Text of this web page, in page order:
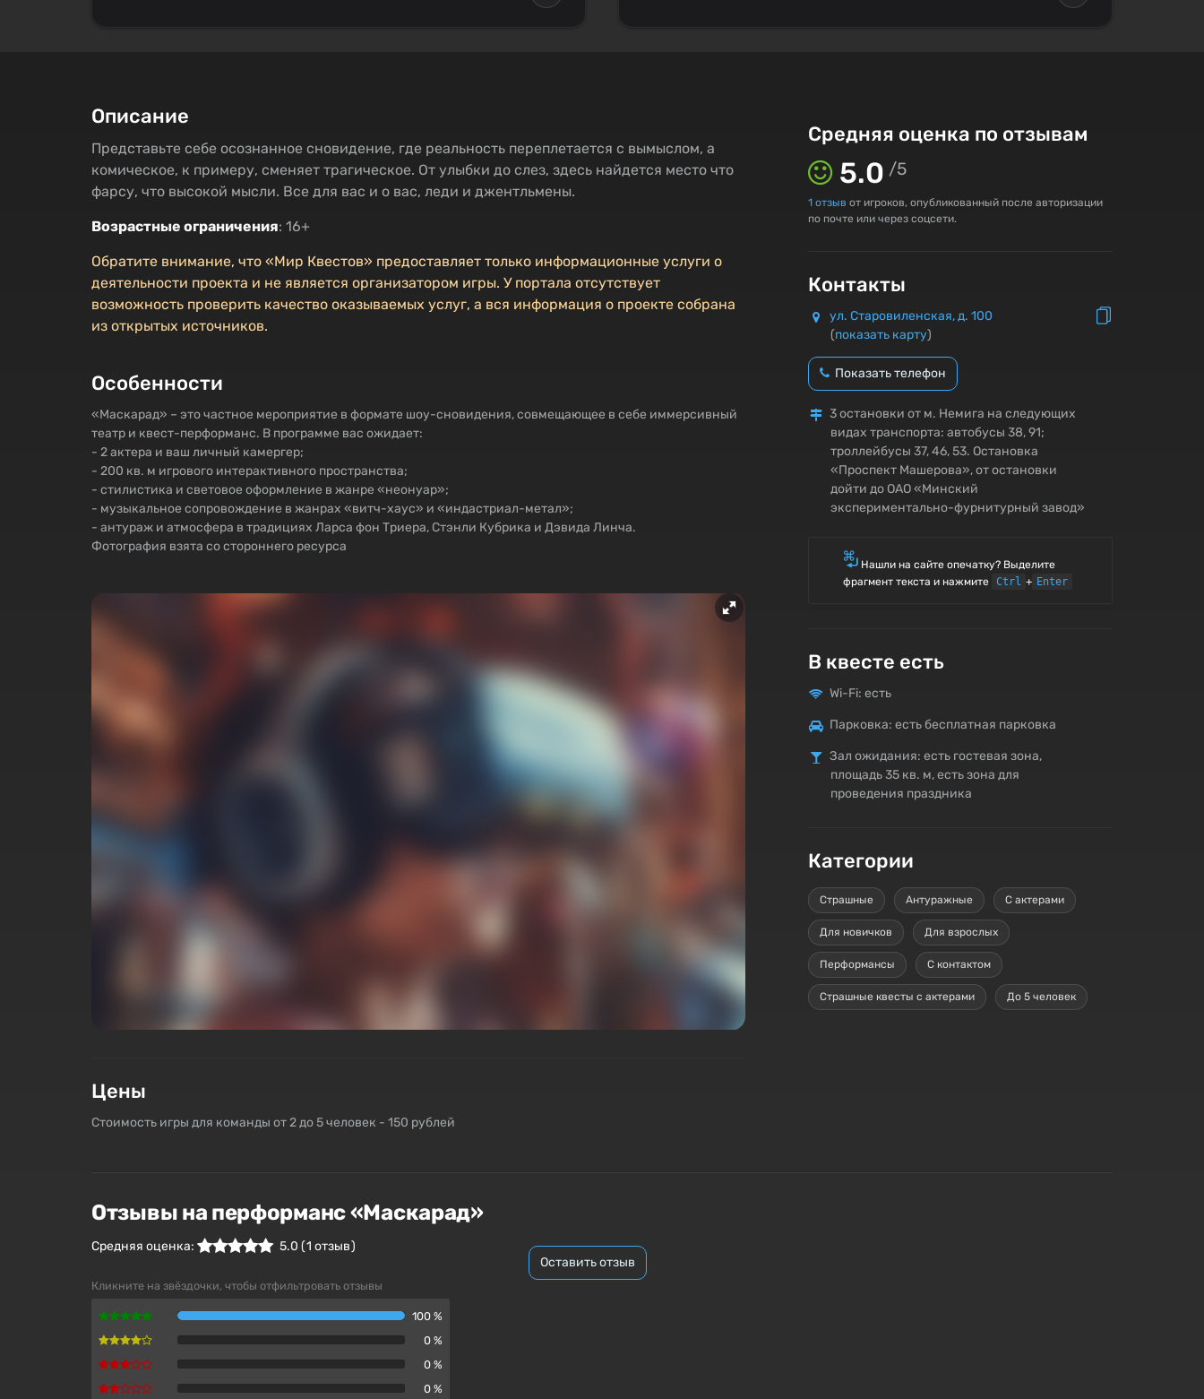
Средняя оценка по отзывам
5.0 /5
1 отзыв от игроков, опубликованный после авторизации
по почте или через соцсети.
Контакты
ул. Старовиленская, д. 100
(показать карту)
Показать телефон
3 остановки от м. Немига на следующих
видах транспорта: автобусы 38, 91;
троллейбусы 37, 46, 53. Остановка
«Проспект Машерова», от остановки
дойти до ОАО «Минский
экспериментально-фурнитурный завод»
Нашли на сайте опечатку? Выделите
фрагмент текста и нажмите Ctrl + Enter
В квесте есть
Wi-Fi: есть
Парковка: есть бесплатная парковка
Зал ожидания: есть гостевая зона,
площадь 35 кв. м, есть зона для
проведения праздника
Категории
Страшные Антуражные С актерами
Для новичков Для взрослых
Перформансы С контактом
Страшные квесты с актерами До 5 человек
Описание
Представьте себе осознанное сновидение, где реальность переплетается с вымыслом, а
комическое, к примеру, сменяет трагическое. От улыбки до слез, здесь найдется место что
фарсу, что высокой мысли. Все для вас и о вас, леди и джентльмены.
Возрастные ограничения: 16+
Обратите внимание, что «Мир Квестов» предоставляет только информационные услуги о
деятельности проекта и не является организатором игры. У портала отсутствует
возможность проверить качество оказываемых услуг, а вся информация о проекте собрана
из открытых источников.
Особенности
«Маскарад» – это частное мероприятие в формате шоу-сновидения, совмещающее в себе иммерсивный
театр и квест-перформанс. В программе вас ожидает:
- 2 актера и ваш личный камергер;
- 200 кв. м игрового интерактивного пространства;
- стилистика и световое оформление в жанре «неонуар»;
- музыкальное сопровождение в жанрах «витч-хаус» и «индастриал-метал»;
- антураж и атмосфера в традициях Ларса фон Триера, Стэнли Кубрика и Дэвида Линча.
Фотография взята со стороннего ресурса
Цены
Стоимость игры для команды от 2 до 5 человек - 150 рублей
Отзывы на перформанс «Маскарад»
Средняя оценка: 5.0 (1 отзыв )
Кликните на звёздочки, чтобы отфильтровать отзывы
100 %
0 %
0 %
0 %
Оставить отзыв